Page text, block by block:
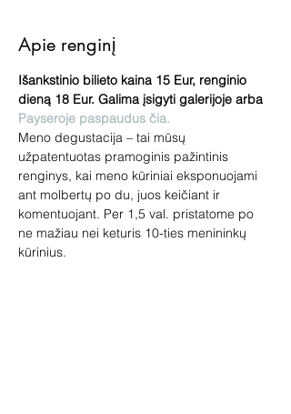
Apie renginį
Išankstinio bilieto kaina 15 Eur, renginio
dieną 18 Eur. Galima įsigyti galerijoje arba
Payseroje paspaudus čia.
Meno degustacija – tai mūsų
užpatentuotas pramoginis pažintinis
renginys, kai meno kūriniai eksponuojami
ant molbertų po du, juos keičiant ir
komentuojant. Per 1,5 val. pristatome po
ne mažiau nei keturis 10-ties menininkų
kūrinius.